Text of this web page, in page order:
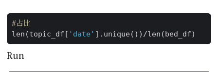
#占比
len (topic_df [ 'date' ] . unique()) /len (bed_df)
Run